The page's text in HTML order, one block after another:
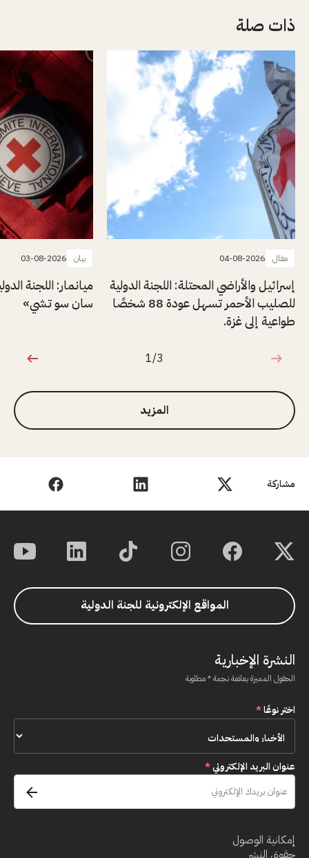
مشاركة
ذات صلة
مقال 04-08-2026
إسرائيل والأراضي المحتلة: اللجنة الدولية
للصليب الأحمر تسهل عودة 88 شخصًا
طواعية إلى غزة.
بيان 03-08-2026
ميانمار: اللجنة
سان سو تشي»
1 من 3
1/3
المزيد
المواقع الإلكترونية للجنة الدولية
النشرة الإخبارية
الحقول المميزة بعلامة نجمة * مطلوبة
اختر نوعًا*
عنوان البريد الإلكتروني*
إمكانية الوصول
حقوق النشر